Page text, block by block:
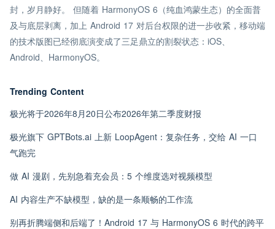
封，岁月静好。 但随着 HarmonyOS 6（纯血鸿蒙生态）的全面普
及与底层剥离，加上 Android 17 对后台权限的进一步收紧，移动端
的技术版图已经彻底演变成了三足鼎立的割裂状态：iOS、
Android、HarmonyOS。
Trending Content
极光将于2026年8月20日公布2026年第二季度财报
极光旗下 GPTBots.ai 上新 LoopAgent：复杂任务，交给 AI 一口
气跑完
做 AI 漫剧，先别急着充会员：5 个维度选对视频模型
AI 内容生产不缺模型，缺的是一条顺畅的工作流
别再折腾端侧和后端了！Android 17 与 HarmonyOS 6 时代的跨平